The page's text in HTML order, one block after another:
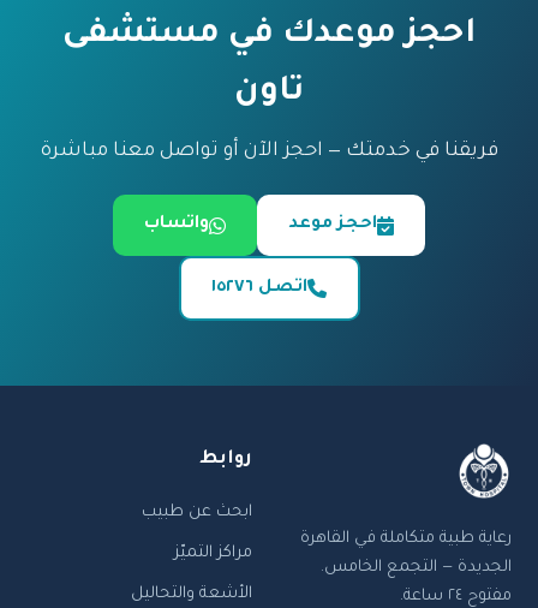
احجز موعدك في مستشفى
تاون
فريقنا في خدمتك — احجز الآن أو تواصل معنا مباشرة
احجز موعد واتساب
اتصل ١٥٢٧٦
رعاية طبية متكاملة في القاهرة
الجديدة — التجمع الخامس.
مفتوح ٢٤ ساعة.
روابط
ابحث عن طبيب
مراكز التميّز
الأشعة والتحاليل